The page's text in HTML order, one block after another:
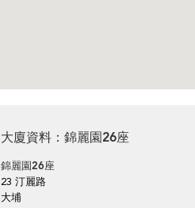
大廈資料：錦麗園26座
錦麗園26座
23 汀麗路
大埔